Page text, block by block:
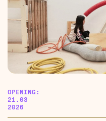
OPENING:
21.03
2026